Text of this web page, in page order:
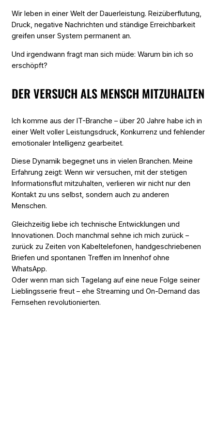
Wir leben in einer Welt der Dauerleistung. Reizüberflutung,
Druck, negative Nachrichten und ständige Erreichbarkeit
greifen unser System permanent an.
Und irgendwann fragt man sich müde: Warum bin ich so
erschöpft?
DER VERSUCH ALS MENSCH MITZUHALTEN
Ich komme aus der IT-Branche – über 20 Jahre habe ich in
einer Welt voller Leistungsdruck, Konkurrenz und fehlender
emotionaler Intelligenz gearbeitet.
Diese Dynamik begegnet uns in vielen Branchen. Meine
Erfahrung zeigt: Wenn wir versuchen, mit der stetigen
Informationsflut mitzuhalten, verlieren wir nicht nur den
Kontakt zu uns selbst, sondern auch zu anderen
Menschen.
Gleichzeitig liebe ich technische Entwicklungen und
Innovationen. Doch manchmal sehne ich mich zurück –
zurück zu Zeiten von Kabeltelefonen, handgeschriebenen
Briefen und spontanen Treffen im Innenhof ohne
WhatsApp.
Oder wenn man sich Tagelang auf eine neue Folge seiner
Lieblingsserie freut – ehe Streaming und On-Demand das
Fernsehen revolutionierten.